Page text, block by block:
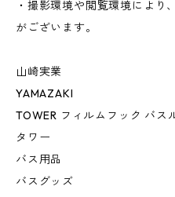
・撮影環境や閲覧環境により
がございます。
山崎実業
YAMAZAKI
TOWER フィルムフック バス
タワー
バス用品
バスグッズ